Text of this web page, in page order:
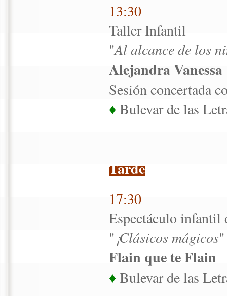
13:30
Taller Infantil
"Al alcance de los
Alejandra Vanessa
Sesión concertada
♦Bulevar de las
Tarde
17:30
Espectáculo infantil
"¡Clásicos mágicos"
Flain que te Flain
♦Bulevar de las